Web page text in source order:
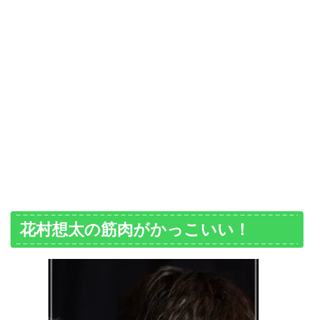
花村想太の筋肉がかっこいい！